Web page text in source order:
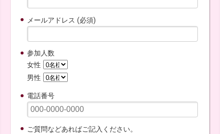
メールアドレス (必須)
参加人数
女性
男性
電話番号
ご質問などあればご記入ください。